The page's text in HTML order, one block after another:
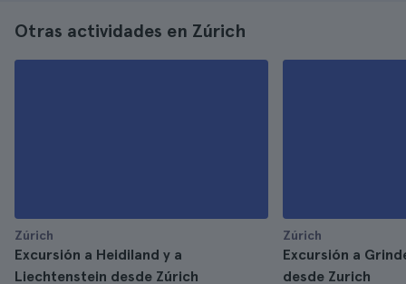
Otras actividades en Zúrich
Zúrich
Excursión a Heidiland y a
Liechtenstein desde Zúrich
Zúrich
Excursión a
desde Zurich